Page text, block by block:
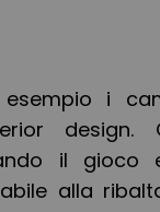
i
design.
il gioco
alla